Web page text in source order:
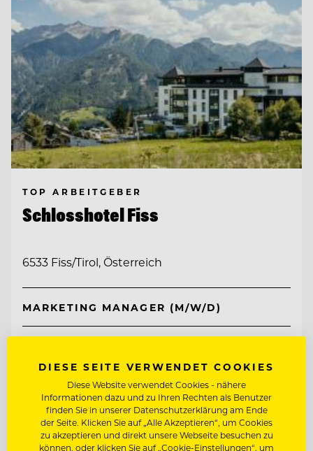
TOP ARBEITGEBER
Schlosshotel Fiss
6533 Fiss/Tirol, Österreich
MARKETING MANAGER (M/W/D)
Entdecke alle Jobs
DIESE SEITE VERWENDET COOKIES
Diese Website verwendet Cookies - nähere
Informationen dazu und zu Ihren Rechten als Benutzer
finden Sie in unserer Datenschutzerklärung am Ende
der Seite. Klicken Sie auf „Alle Akzeptieren“, um Cookies
zu akzeptieren und direkt unsere Webseite besuchen zu
können, oder klicken Sie auf „Cookie-Einstellungen“, um